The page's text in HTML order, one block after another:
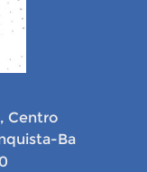
Centro
Ba